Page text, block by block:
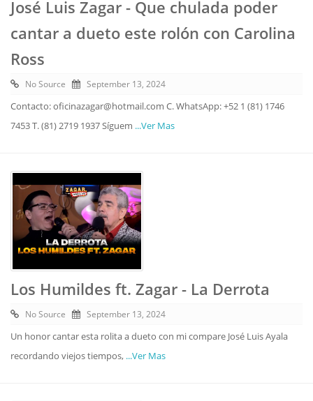
José Luis Zagar - Que chulada poder
cantar a dueto este rolón con Carolina
Ross
No Source September 13, 2024
Contacto: oficinazagar@hotmail.com C. WhatsApp: +52 1 (81) 1746
7453 T. (81) 2719 1937 Síguem ...Ver Mas
Los Humildes ft. Zagar - La Derrota
No Source September 13, 2024
Un honor cantar esta rolita a dueto con mi compare José Luis Ayala
recordando viejos tiempos, ...Ver Mas